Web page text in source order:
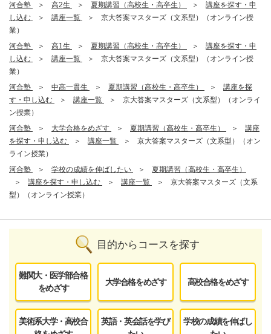
河合塾
高2生 夏期講習（高校生・高卒生）
講座を探す・申
し込む
講座一覧
京大答案マスターズ（文系型）（オンライン授
業）
河合塾
高1生 夏期講習（高校生・高卒生）
講座を探す・申
し込む
講座一覧
京大答案マスターズ（文系型）（オンライン授
業）
河合塾
中高一貫生 夏期講習（高校生・高卒生）
講座を探
す・申し込む
講座一覧
京大答案マスターズ（文系型）（オンライ
ン授業）
河合塾
大学合格をめざす 夏期講習（高校生・高卒生）
講座
を探す・申し込む
講座一覧
京大答案マスターズ（文系型）（オン
ライン授業）
河合塾
学校の成績を伸ばしたい
夏期講習（高校生・高卒生）
講座を探す・申し込む
講座一覧
京大答案マスターズ（文系
型）（オンライン授業）
目的からコースを探す
難関大・医学部合格
をめざす
大学合格をめざす 高校合格をめざす
美術系大学・高校合
英語・英会話を学び
学校の成績を伸ばし